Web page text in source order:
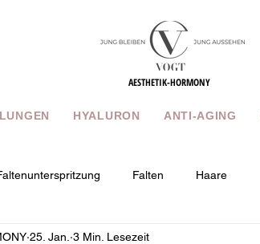
AESTHETIK-HORMONY
HYALURON ANTI-AGING
Falten Haare
25. Jan. 3 Min. Lesezeit